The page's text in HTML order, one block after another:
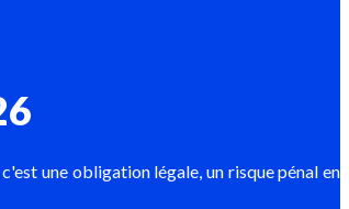
une obligation légale, un risque pénal en